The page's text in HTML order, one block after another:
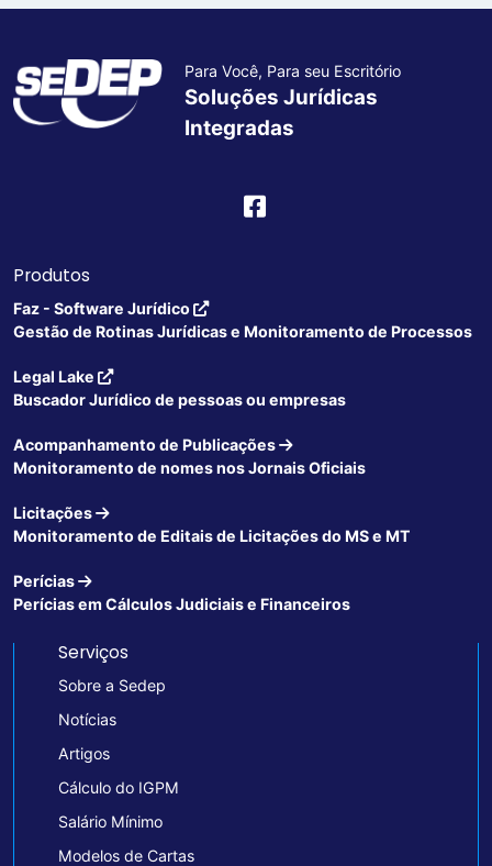
Para Você, Para seu Escritório
Soluções Jurídicas
Integradas
Produtos
Faz - Software Jurídico
Gestão de Rotinas Jurídicas e Monitoramento de Processos
Legal Lake
Buscador Jurídico de pessoas ou empresas
Acompanhamento de Publicações
Monitoramento de nomes nos Jornais Oficiais
Licitações
Monitoramento de Editais de Licitações do MS e MT
Perícias
Perícias em Cálculos Judiciais e Financeiros
Serviços
Sobre a Sedep
Notícias
Artigos
Cálculo do IGPM
Salário Mínimo
Modelos de Cartas